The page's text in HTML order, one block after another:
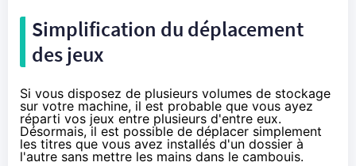
Simplification du déplacement
des jeux
Si vous disposez de plusieurs volumes de stockage
sur votre machine, il est probable que vous ayez
réparti vos jeux entre plusieurs d'entre eux.
Désormais, il est possible de déplacer simplement
les titres que vous avez installés d'un dossier à
l'autre sans mettre les mains dans le cambouis.